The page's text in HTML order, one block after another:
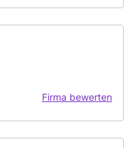
Firma bewerten